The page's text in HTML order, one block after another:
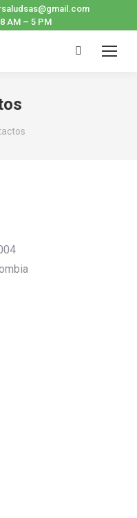
AM – 5 PM
Search: